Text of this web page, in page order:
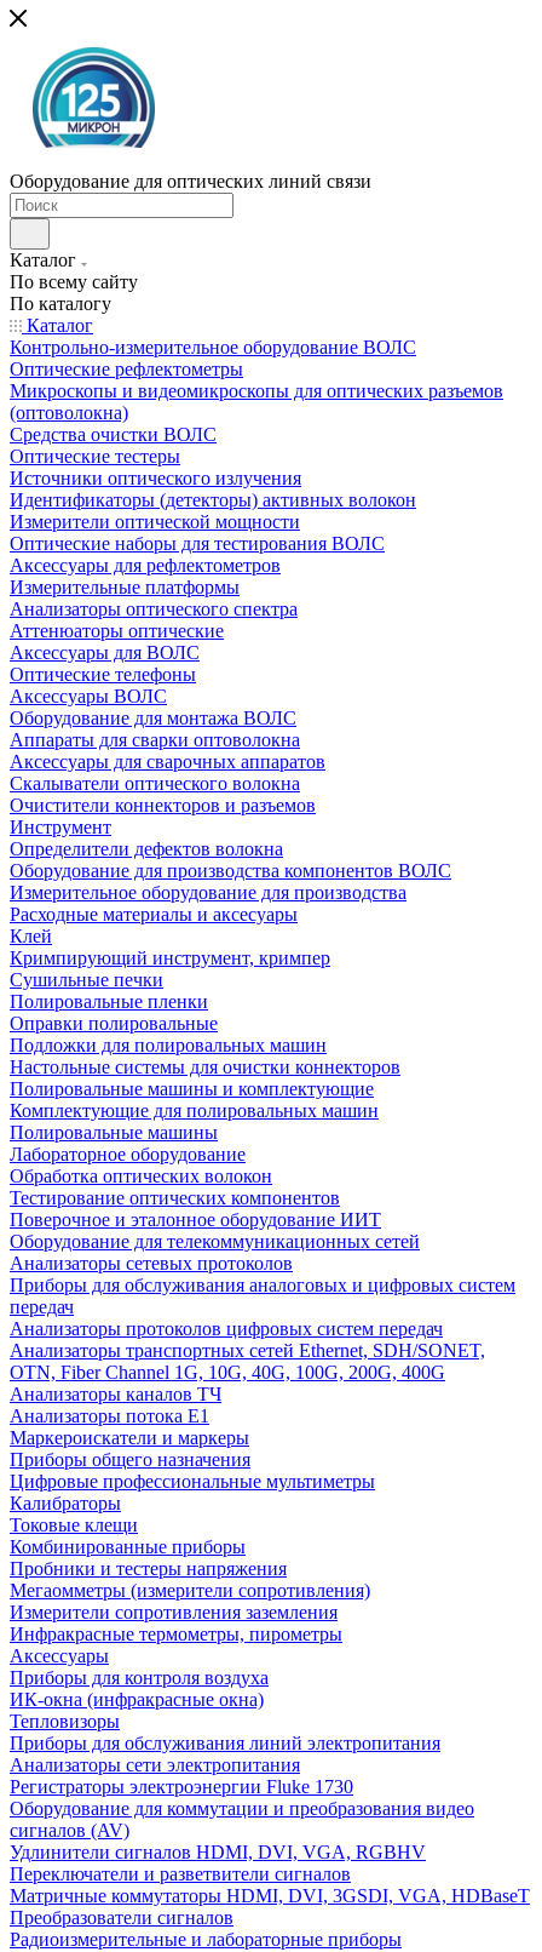
Оборудование для оптических линий связи
Каталог
По всему сайту
По каталогу
Каталог
Контрольно-измерительное оборудование ВОЛС
Оптические рефлектометры
Микроскопы и видеомикроскопы для оптических разъемов
(оптоволокна)
Средства очистки ВОЛС
Оптические тестеры
Источники оптического излучения
Идентификаторы (детекторы) активных волокон
Измерители оптической мощности
Оптические наборы для тестирования ВОЛС
Аксессуары для рефлектометров
Измерительные платформы
Анализаторы оптического спектра
Аттенюаторы оптические
Аксессуары для ВОЛС
Оптические телефоны
Аксессуары ВОЛС
Оборудование для монтажа ВОЛС
Аппараты для сварки оптоволокна
Аксессуары для сварочных аппаратов
Скалыватели оптического волокна
Очистители коннекторов и разъемов
Инструмент
Определители дефектов волокна
Оборудование для производства компонентов ВОЛС
Измерительное оборудование для производства
Расходные материалы и аксесуары
Клей
Кримпирующий инструмент, кримпер
Сушильные печки
Полировальные пленки
Оправки полировальные
Подложки для полировальных машин
Настольные системы для очистки коннекторов
Полировальные машины и комплектующие
Комплектующие для полировальных машин
Полировальные машины
Лабораторное оборудование
Обработка оптических волокон
Тестирование оптических компонентов
Поверочное и эталонное оборудование ИИТ
Оборудование для телекоммуникационных сетей
Анализаторы сетевых протоколов
Приборы для обслуживания аналоговых и цифровых систем
передач
Анализаторы протоколов цифровых систем передач
Анализаторы транспортных сетей Ethernet, SDH/SONET,
OTN, Fiber Channel 1G, 10G, 40G, 100G, 200G, 400G
Анализаторы каналов ТЧ
Анализаторы потока Е1
Маркероискатели и маркеры
Приборы общего назначения
Цифровые профессиональные мультиметры
Калибраторы
Токовые клещи
Комбинированные приборы
Пробники и тестеры напряжения
Мегаомметры (измерители сопротивления)
Измерители сопротивления заземления
Инфракрасные термометры, пирометры
Аксессуары
Приборы для контроля воздуха
ИК-окна (инфракрасные окна)
Тепловизоры
Приборы для обслуживания линий электропитания
Анализаторы сети электропитания
Регистраторы электроэнергии Fluke 1730
Оборудование для коммутации и преобразования видео
сигналов (AV)
Удлинители сигналов HDMI, DVI, VGA, RGBHV
Переключатели и разветвители сигналов
Матричные коммутаторы HDMI, DVI, 3GSDI, VGA, HDBaseT
Преобразователи сигналов
Радиоизмерительные и лабораторные приборы